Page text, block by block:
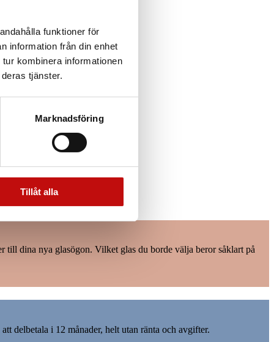
funktioner för
information från din enhet
kombinera informationen
tjänster.
Marknadsföring
Tillåt alla
till dina nya glasögon. Vilket glas du borde välja beror såklart på
delbetala i 12 månader, helt utan ränta och avgifter.